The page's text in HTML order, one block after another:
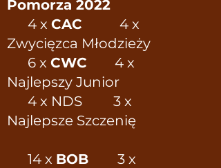
Pomorza 2022
4 x CAC 4 x
Zwycięzca Młodzieży
6 x CWC 4 x
Najlepszy Junior
4 x NDS 3 x
Najlepsze Szczenię
14 x BOB 3 x